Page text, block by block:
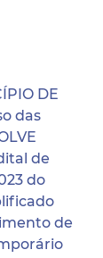
DE
das
de
do
de